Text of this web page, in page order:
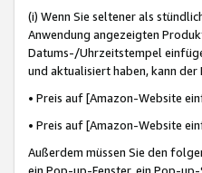
(i) Wenn Sie seltener als
Anwendung angezeigten
Datums-/Uhrzeitstempel
und aktualisiert haben, kann
• Preis auf [Amazon-Website
• Preis auf [Amazon-Website
Außerdem müssen Sie den
ein Pop-up-Fenster, ein Pop-